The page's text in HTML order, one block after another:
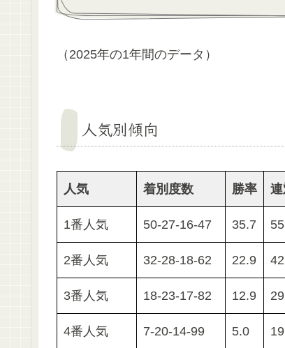
（2025年の1年間のデータ）
人気別傾向
人気 着別度数 勝率
1番人気 50-27-16-47 35.7
2番人気 32-28-18-62 22.9
3番人気 18-23-17-82 12.9
4番人気 7-20-14-99 5.0